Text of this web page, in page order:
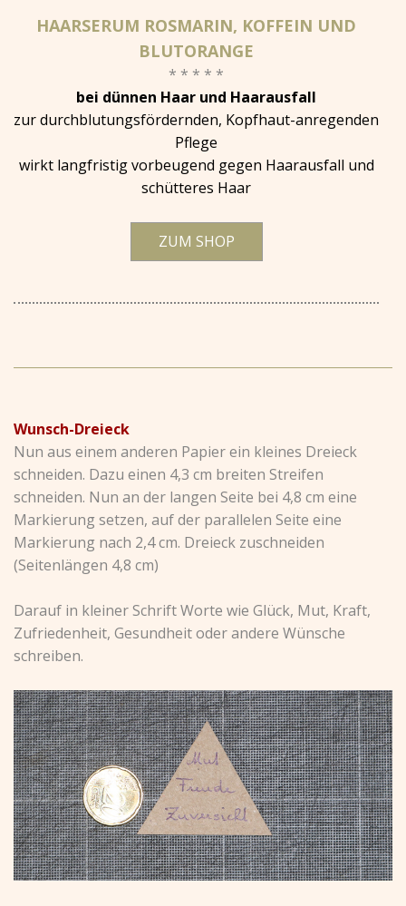
HAARSERUM ROSMARIN, KOFFEIN UND
BLUTORANGE
* * * * *
bei dünnen Haar und Haarausfall
zur durchblutungsfördernden, Kopfhaut-anregenden
Pflege
wirkt langfristig vorbeugend gegen Haarausfall und
schütteres Haar
ZUM SHOP
Wunsch-Dreieck
Nun aus einem anderen Papier ein kleines Dreieck
schneiden. Dazu einen 4,3 cm breiten Streifen
schneiden. Nun an der langen Seite bei 4,8 cm eine
Markierung setzen, auf der parallelen Seite eine
Markierung nach 2,4 cm. Dreieck zuschneiden
(Seitenlängen 4,8 cm)
Darauf in kleiner Schrift Worte wie Glück, Mut, Kraft,
Zufriedenheit, Gesundheit oder andere Wünsche
schreiben.